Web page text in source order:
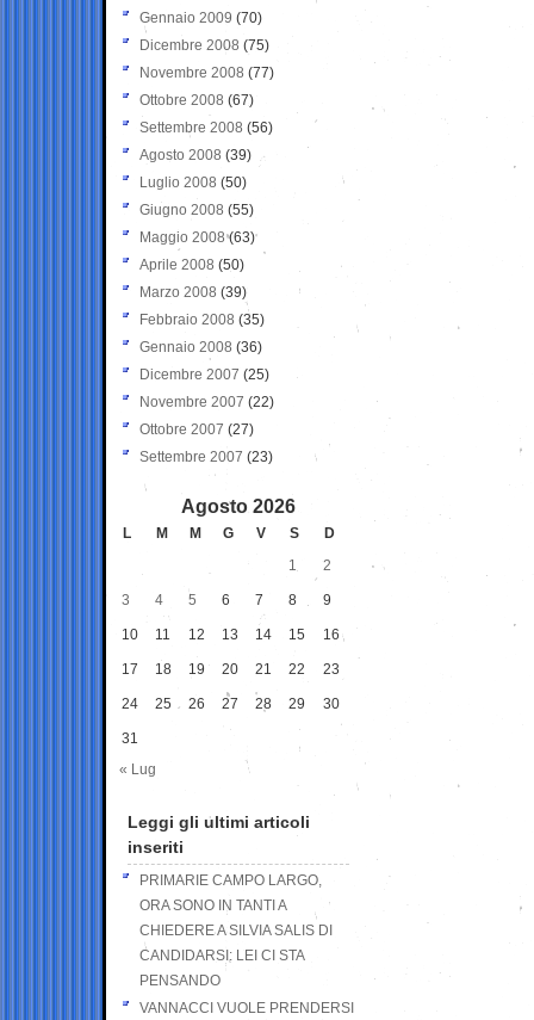
Gennaio 2009 (70)
Dicembre 2008 (75)
Novembre 2008 (77)
Ottobre 2008 (67)
Settembre 2008 (56)
Agosto 2008 (39)
Luglio 2008 (50)
Giugno 2008 (55)
Maggio 2008(63)
Aprile 2008 (50)
Marzo 2008 (39)
Febbraio 2008 (35)
Gennaio 2008 (36)
Dicembre 2007 (25)
Novembre 2007 (22)
Ottobre 2007 (27)
Settembre 2007 (23)
Agosto 2026
L M M G V S
D
1
2
3 4 5 6 7 8 9
10 11 12 13 14 15 16
17 18 19 20 21 22 23
24 25 26 27 28 29 30
31
« Lug
Leggi gli ultimi articoli
inseriti
PRIMARIE CAMPO LARGO,
ORA SONO IN TANTI A
CHIEDERE A SILVIA SALIS DI
CANDIDARSI: LEI CI STA
PENSANDO
VANNACCI VUOLE PRENDERSI